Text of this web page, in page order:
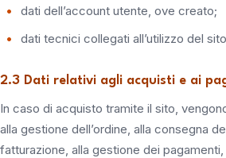
dati dell’account utente, ove creato;
dati tecnici collegati all’utilizzo del
2.3 Dati relativi agli acquisti e ai
In caso di acquisto tramite il sito,
alla gestione dell’ordine, alla consegna
fatturazione, alla gestione dei